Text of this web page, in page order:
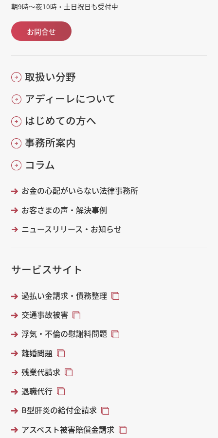
朝9時～夜10時・土日祝日も受付中
お問合せ
取扱い分野
アディーレについて
はじめての方へ
事務所案内
コラム
お金の心配がいらない法律事務所
お客さまの声・解決事例
ニュースリリース・お知らせ
サービスサイト
過払い金請求・債務整理
交通事故被害
浮気・不倫の慰謝料問題
離婚問題
残業代請求
退職代行
B型肝炎の給付金請求
アスベスト被害賠償金請求